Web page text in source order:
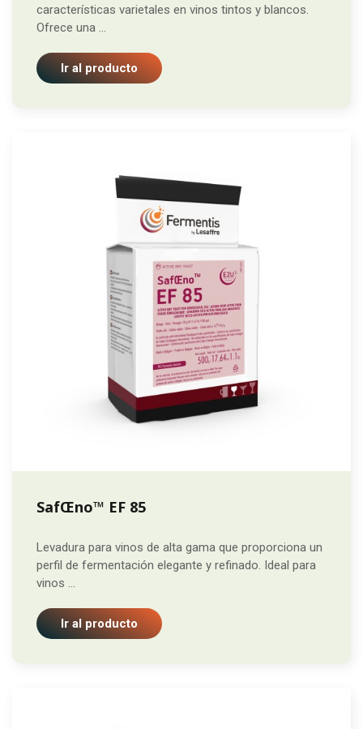
características varietales en vinos tintos y blancos.
Ofrece una ...
Ir al producto
SafŒno™ EF 85
Levadura para vinos de alta gama que proporciona un
perfil de fermentación elegante y refinado. Ideal para
vinos ...
Ir al producto